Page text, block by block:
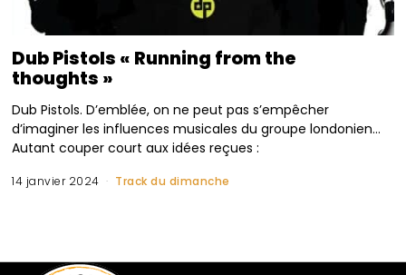
Dub Pistols « Running from the
thoughts »
Dub Pistols. D’emblée, on ne peut pas s’empêcher
d’imaginer les influences musicales du groupe londonien…
Autant couper court aux idées reçues :
14 janvier 2024 Track du dimanche